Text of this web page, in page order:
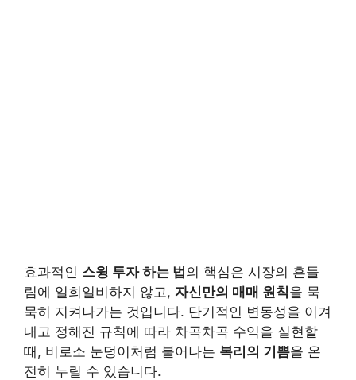
효과적인 스윙 투자 하는 법의 핵심은 시장의 흔들
림에 일희일비하지 않고, 자신만의 매매 원칙을 묵
묵히 지켜나가는 것입니다. 단기적인 변동성을 이겨
내고 정해진 규칙에 따라 차곡차곡 수익을 실현할
때, 비로소 눈덩이처럼 불어나는 복리의 기쁨을 온
전히 누릴 수 있습니다.